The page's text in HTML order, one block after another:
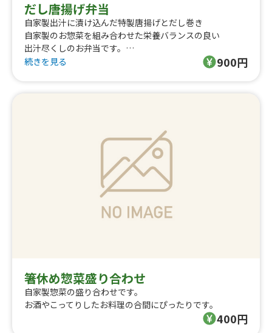
だし唐揚げ弁当
自家製出汁に漬け込んだ特製唐揚げとだし巻き
自家製のお惣菜を組み合わせた栄養バランスの良い
出汁尽くしのお弁当です。
続きを見る 900円
箸休め惣菜盛り合わせ
自家製惣菜の盛り合わせです。
お酒やこってりしたお料理の合間にぴったりです。
400円